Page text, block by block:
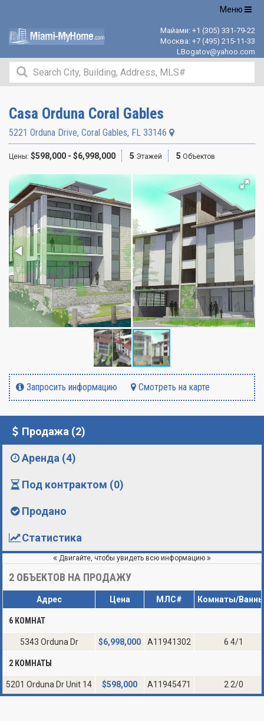
Открыть
Меню
Майами: +1 (305) 331-79-22
Москва: +7 (495) 215-11-33
LBogatov@yahoo.com
Casa Orduna Coral Gables
5221 Orduna Drive, Coral Gables, FL 33146
Цены: $598,000 - $6,998,000 5 Этажей 5 Объектов
Запросить информацию Смотреть на карте
Продажа (2)
Аренда (4)
Под контрактом (0)
Продано
Статистика
Двигайте, чтобы увидеть всю информацию
2 ОБЪЕКТОВ НА ПРОДАЖУ
Адрес Цена МЛС# Комнаты/
6 КОМНАТ
5343 Orduna Dr $6,998,000 A11941302 6 4/1
2 КОМНАТЫ
5201 Orduna Dr Unit 14 $598,000 A11945471 2 2/0